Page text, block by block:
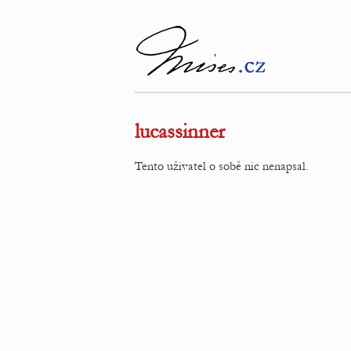
lucassinner
Tento uživatel o sobě nic nenapsal.